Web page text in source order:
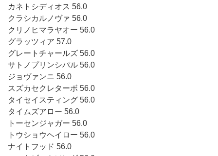
カネトシディオス 56.0
クラシカルノヴァ 56.0
クリノヒマラヤオー 56.0
グラッツィア 57.0
グレートチャールズ 56.0
サトノプリンシパル 56.0
ジョヴァンニ 56.0
スズカセクレターボ 56.0
タイセイスティング 56.0
タイムズアロー 56.0
トーセンジャガー 56.0
トウショウヘイロー 56.0
ナイトフッド 56.0